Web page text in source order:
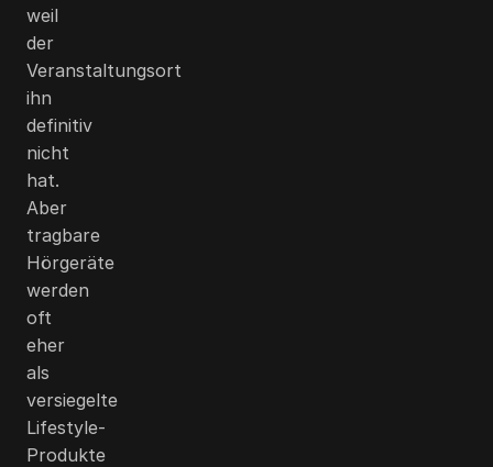
weil
der
Veranstaltungsort
ihn
definitiv
nicht
hat.
Aber
tragbare
Hörgeräte
werden
oft
eher
als
versiegelte
Lifestyle-
Produkte